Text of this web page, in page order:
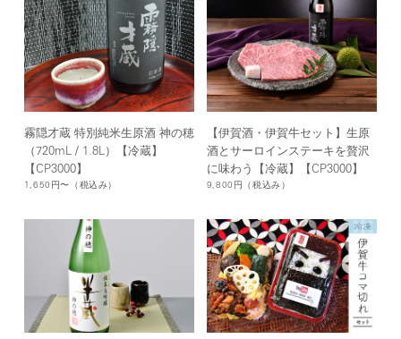
霧隠才蔵 特別純米生原酒 神の穂
（720mL / 1.8L）【冷蔵】
【CP3000】
1,650円〜 （税込み）
【伊賀酒・伊賀牛セット】生原
酒とサーロインステーキを贅沢
に味わう【冷蔵】【CP3000】
9,800円 （税込み）